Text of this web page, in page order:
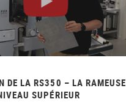
DE LA RS350 – LA RAMEUSE
SUPÉRIEUR